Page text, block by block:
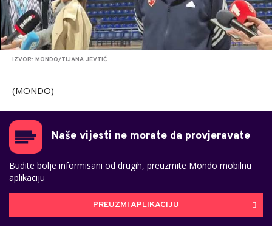
IZVOR: MONDO/TIJANA JEVTIĆ
(MONDO)
Naše vijesti ne morate da provjeravate
Budite bolje informisani od drugih, preuzmite Mondo mobilnu
aplikaciju
PREUZMI APLIKACIJU